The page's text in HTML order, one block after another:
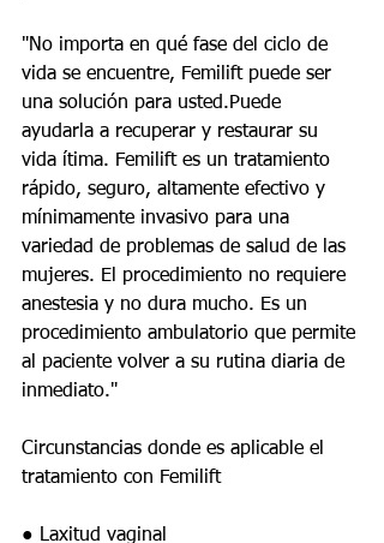
"No importa en qué fase del ciclo de
vida se encuentre, Femilift puede ser
una solución para usted.Puede
ayudarla a recuperar y restaurar su
vida ítima. Femilift es un tratamiento
rápido, seguro, altamente efectivo y
mínimamente invasivo para una
variedad de problemas de salud de las
mujeres. El procedimiento no requiere
anestesia y no dura mucho. Es un
procedimiento ambulatorio que permite
al paciente volver a su rutina diaria de
inmediato."
Circunstancias donde es aplicable el
tratamiento con Femilift
● Laxitud vaginal